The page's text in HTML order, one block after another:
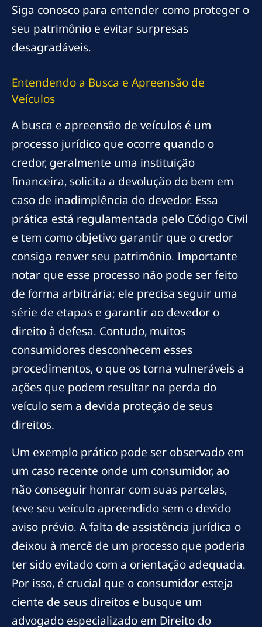
Siga conosco para entender como proteger o
seu patrimônio e evitar surpresas
desagradáveis.
Entendendo a Busca e Apreensão de
Veículos
A busca e apreensão de veículos é um
processo jurídico que ocorre quando o
credor, geralmente uma instituição
financeira, solicita a devolução do bem em
caso de inadimplência do devedor. Essa
prática está regulamentada pelo Código Civil
e tem como objetivo garantir que o credor
consiga reaver seu patrimônio. Importante
notar que esse processo não pode ser feito
de forma arbitrária; ele precisa seguir uma
série de etapas e garantir ao devedor o
direito à defesa. Contudo, muitos
consumidores desconhecem esses
procedimentos, o que os torna vulneráveis a
ações que podem resultar na perda do
veículo sem a devida proteção de seus
direitos.
Um exemplo prático pode ser observado em
um caso recente onde um consumidor, ao
não conseguir honrar com suas parcelas,
teve seu veículo apreendido sem o devido
aviso prévio. A falta de assistência jurídica o
deixou à mercê de um processo que poderia
ter sido evitado com a orientação adequada.
Por isso, é crucial que o consumidor esteja
ciente de seus direitos e busque um
advogado especializado em Direito do